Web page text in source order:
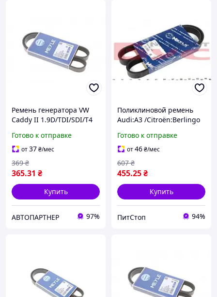
Ремень генератора VW
Caddy II 1.9D/TDI/SDI/T4
0500061045 , Meyle
Готово к отправке
от37₴/мес
365.31 ₴
369 ₴
Купить
АВТОПАРТНЕР 97%
Поликлиновой ремень
Audi:A3 /Citroën:Berlingo
/Ford:Galaxy
/Honda:Accord ,Prelude
Готово к отправке
от46₴/мес
455.25₴
607 ₴
Купить
ПитСтоп 94%